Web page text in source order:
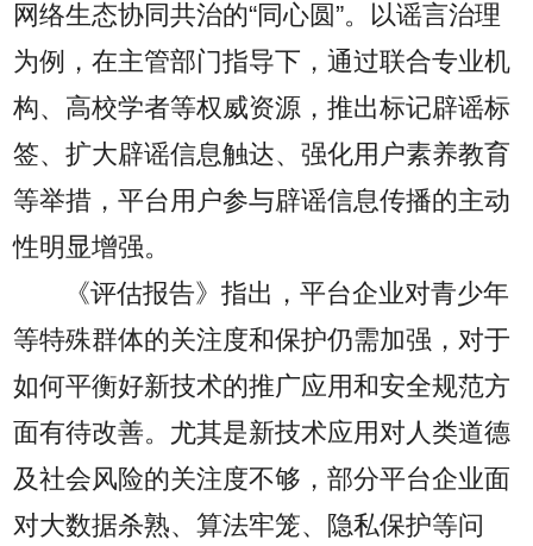
网络生态协同共治的“同心圆”。以谣言治理
为例，在主管部门指导下，通过联合专业机
构、高校学者等权威资源，推出标记辟谣标
签、扩大辟谣信息触达、强化用户素养教育
等举措，平台用户参与辟谣信息传播的主动
性明显增强。
《评估报告》指出，平台企业对青少年
等特殊群体的关注度和保护仍需加强，对于
如何平衡好新技术的推广应用和安全规范方
面有待改善。尤其是新技术应用对人类道德
及社会风险的关注度不够，部分平台企业面
对大数据杀熟、算法牢笼、隐私保护等问